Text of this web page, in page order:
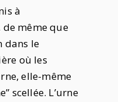
à
même que
dans le
où les
elle-même
scellée. L’urne